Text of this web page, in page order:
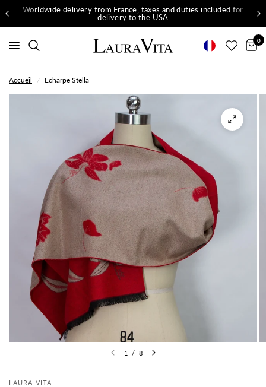
Worldwide delivery from France, taxes and duties included for
delivery to the USA
0
Accueil / Echarpe Stella
1 / 8
LAURA VITA